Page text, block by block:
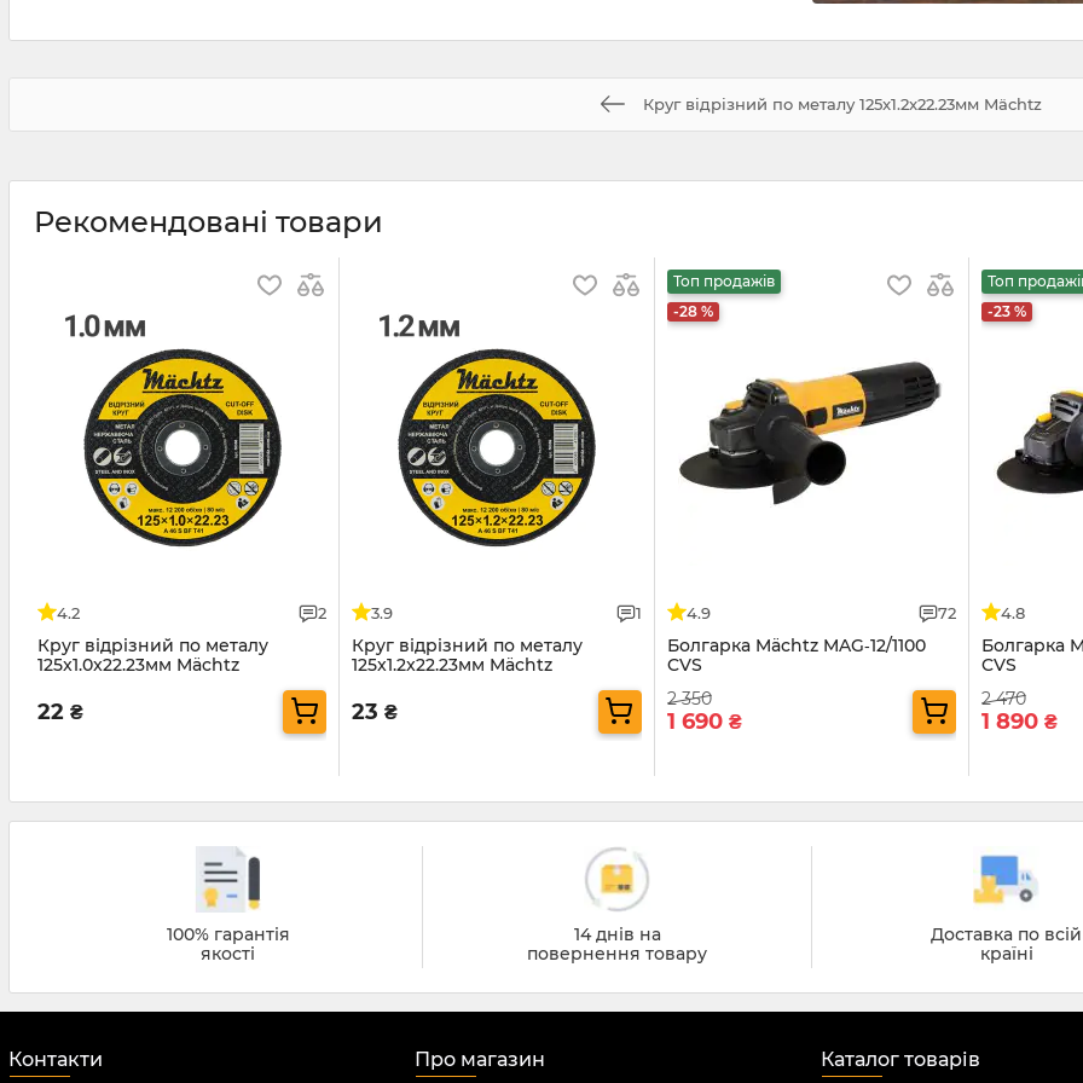
Круг відрізний по металу 125x1.2x22.23мм Mächtz
Рекомендовані товари
4.2 2
Круг відрізний по металу
125x1.0x22.23мм Mächtz
22 ₴
3.9 1
Круг відрізний по металу
125x1.2x22.23мм Mächtz
23₴
Топ продажів
-28 %
4.9 72
Болгарка Mächtz MAG‑12/1100
CVS
2 350
1 690 ₴
Топ
-23 %
4.8
Болгарка
CVS
2 470
1 890₴
100% гарантія
якості
14 днів на
повернення товару
Доставка по всій
країні
Контакти Про магазин Каталог товарів